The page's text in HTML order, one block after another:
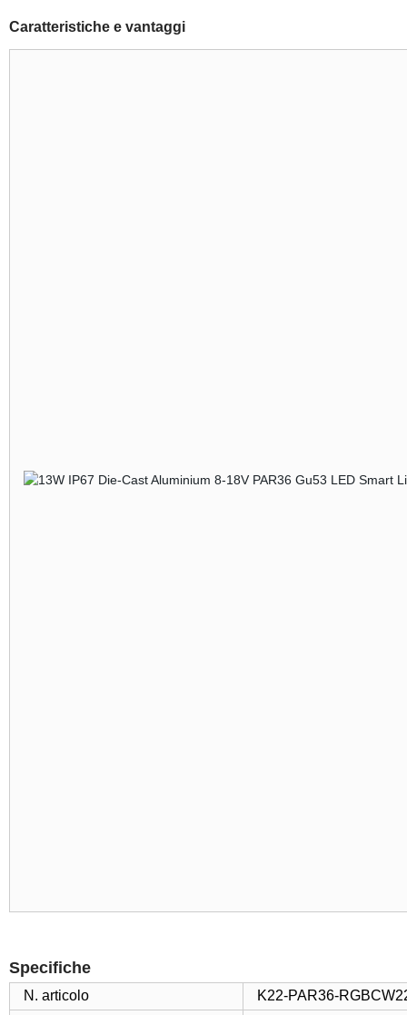
Caratteristiche e vantaggi
Specifiche
N. articolo K22-PAR36-